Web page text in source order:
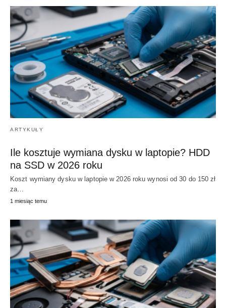
ARTYKUŁY
Ile kosztuje wymiana dysku w laptopie? HDD
na SSD w 2026 roku
Koszt wymiany dysku w laptopie w 2026 roku wynosi od 30 do 150 zł
za…
1 miesiąc temu